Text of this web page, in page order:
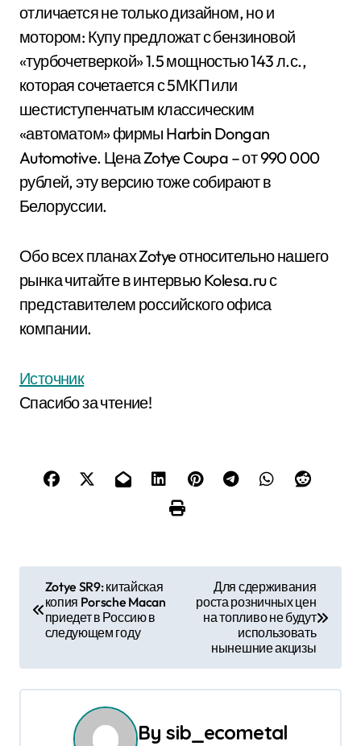
отличается не только дизайном, но и
мотором: Купу предложат с бензиновой
«турбочетверкой» 1.5 мощностью 143 л.с.,
которая сочетается с 5МКП или
шестиступенчатым классическим
«автоматом» фирмы Harbin Dongan
Automotive. Цена Zotye Coupa – от 990 000
рублей, эту версию тоже собирают в
Белоруссии.
Обо всех планах Zotye относительно нашего
рынка читайте в интервью Kolesa.ru с
представителем российского офиса
компании.
Источник
Спасибо за чтение!
и
Zotye SR9: китайская
копия Porsche Macan
приедет в Россию в
следующем году
Для сдерживания
роста розничных цен
на топливо не будут
использовать
нынешние акцизы
Bysib_ecometal